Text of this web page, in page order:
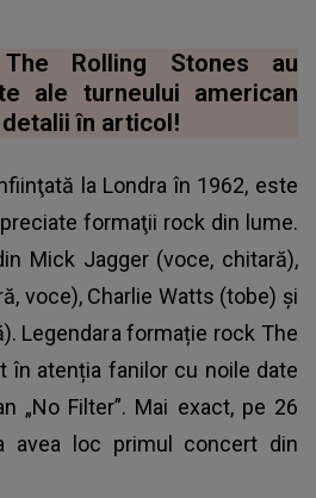
Rolling Stones au
ale turneului american
detalii în articol!
la Londra în 1962, este
formaţii rock din lume.
Mick Jagger (voce, chitară),
voce), Charlie Watts (tobe) şi
Legendara formație rock The
în atenția fanilor cu noile date
„No Filter”. Mai exact, pe 26
avea loc primul concert din